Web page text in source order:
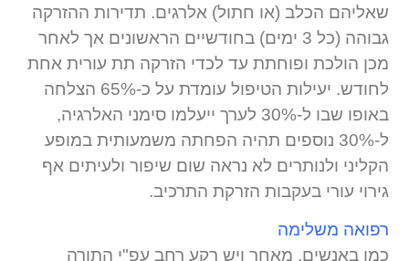
שאליהם הכלב (או חתול) אלרגים. תדירות ההזרקה
גבוהה (כל 3 ימים) בחודשיים הראשונים אך לאחר
מכן הולכת ופוחתת עד לכדי הזרקה תת עורית אחת
לחודש. יעילות הטיפול עומדת על כ-65% הצלחה
באופו שבו ל-30% לערך ייעלמו סימני האלרגיה,
ל-30% נוספים תהיה הפחתה משמעותית במופע
הקליני ולנותרים לא נראה שום שיפור ולעיתים אף
גירוי עורי בעקבות הזרקת התרכיב.
רפואה משלימה
כמו באנשים, מאחר ויש רקע רחב עפ"י התורה